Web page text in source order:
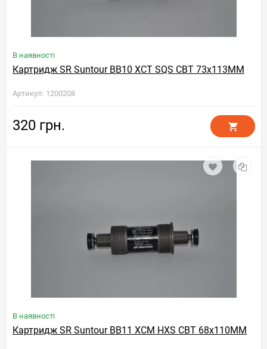
В наявності
Картридж SR Suntour BB10 XCT SQS CBT 73x113MM
Артикул: 1200208
320 грн.
В наявності
Картридж SR Suntour BB11 XCM HXS CBT 68x110MM